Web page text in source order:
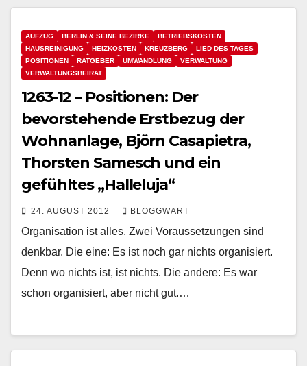
AUFZUG BERLIN & SEINE BEZIRKE
BETRIEBSKOSTEN
HAUSREINIGUNG
HEIZKOSTEN KREUZBERG
LIED DES TAGES
POSITIONEN
RATGEBER UMWANDLUNG
VERWALTUNG
VERWALTUNGSBEIRAT
1263-12 – Positionen: Der
bevorstehende Erstbezug der
Wohnanlage, Björn Casapietra,
Thorsten Samesch und ein
gefühltes „Halleluja“
24. AUGUST 2012 BLOGGWART
Organisation ist alles. Zwei Voraussetzungen sind
denkbar. Die eine: Es ist noch gar nichts organisiert.
Denn wo nichts ist, ist nichts. Die andere: Es war
schon organisiert, aber nicht gut.…